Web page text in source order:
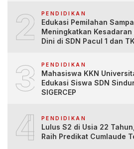
2 PENDIDIKAN
Edukasi Pemilahan
Meningkatkan
Dini di SDN Pacul 1 dan
3 PENDIDIKAN
Mahasiswa KKN
Edukasi Siswa SDN
SIGERCEP
4 PENDIDIKAN
Lulus S2 di Usia 22
Raih Predikat Cumlaude